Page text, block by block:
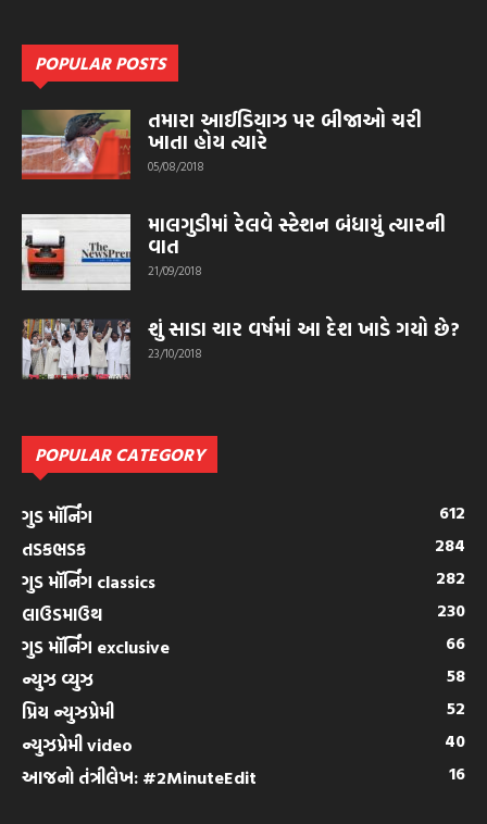
POPULAR POSTS
તમારા આઈડિયાઝ પર બીજાઓ ચરી
ખાતા હોય ત્યારે
05/08/2018
માલગુડીમાં રેલવે સ્ટેશન બંધાયું ત્યારની
વાત
21/09/2018
શું સાડા ચાર વર્ષમાં આ દેશ ખાડે ગયો છે?
23/10/2018
POPULAR CATEGORY
ગુડ મૉર્નિંગ
612
તડકભડક
284
ગુડ મૉર્નિંગ classics
282
લાઉડમાઉથ
230
ગુડ મૉર્નિંગ exclusive
66
ન્યુઝ વ્યુઝ
58
પ્રિય ન્યુઝપ્રેમી
52
ન્યુઝપ્રેમી video
40
આજનો તંત્રીલેખ: #2MinuteEdit
16